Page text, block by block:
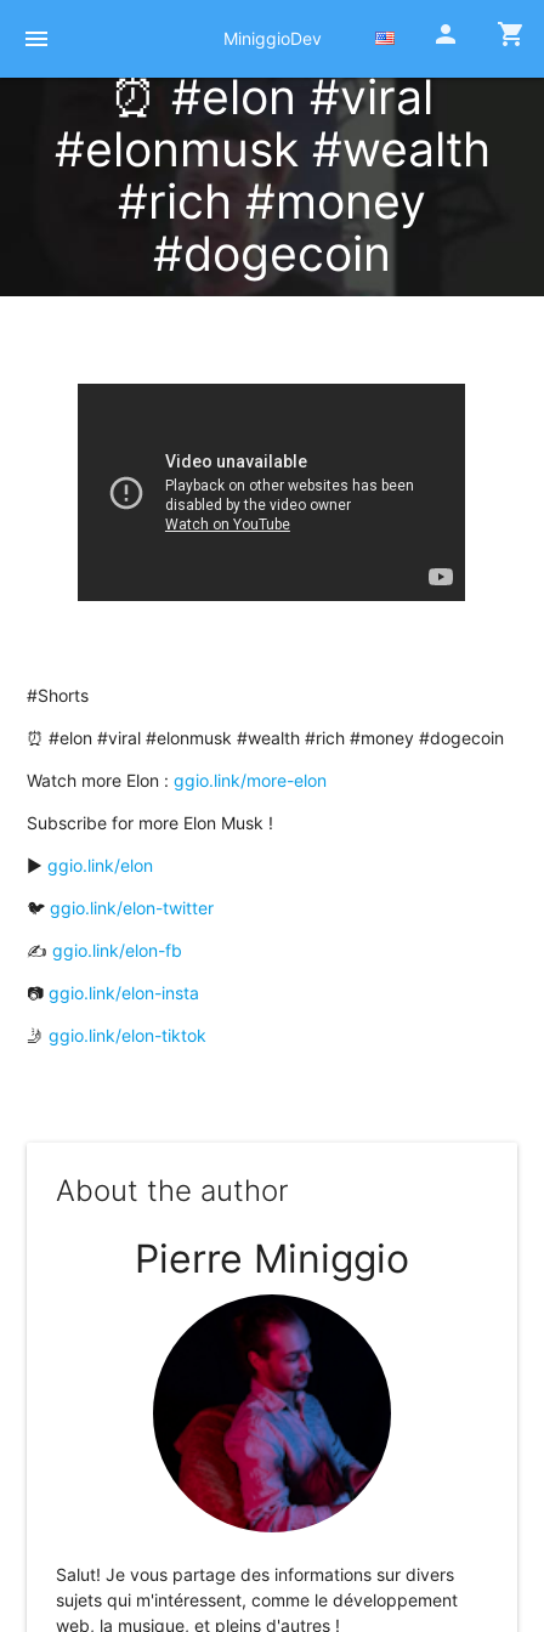
MiniggioDev
menu person shopping_cart
⏰ #elon #viral
#elonmusk #wealth
#rich #money
#dogecoin
#Shorts
⏰ #elon #viral #elonmusk #wealth #rich #money #dogecoin
Watch more Elon :ggio.link/more-elon
Subscribe for more Elon Musk !
▶️ggio.link/elon
🐦ggio.link/elon-twitter
✍ggio.link/elon-fb
📷ggio.link/elon-insta
🤳ggio.link/elon-tiktok
About the author
Pierre Miniggio
Salut! Je vous partage des informations sur divers
sujets qui m'intéressent, comme le développement
web, la musique, et pleins d'autres !